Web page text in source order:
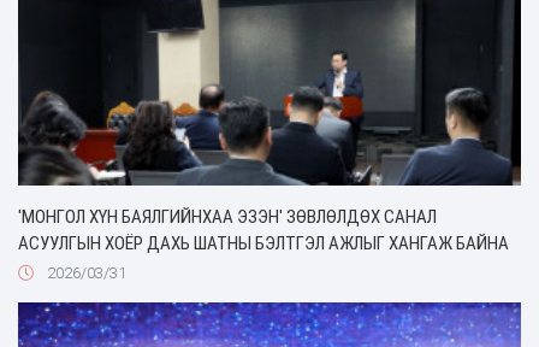
'МОНГОЛ ХҮН БАЯЛГИЙНХАА ЭЗЭН' ЗӨВЛӨЛДӨХ САНАЛ
АСУУЛГЫН ХОЁР ДАХЬ ШАТНЫ БЭЛТГЭЛ АЖЛЫГ ХАНГАЖ БАЙНА
2026/03/31